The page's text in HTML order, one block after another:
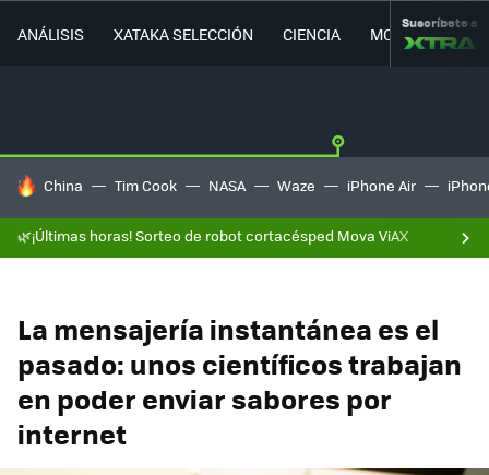
ANÁLISIS XATAKA SELECCIÓN CIENCIA MOVILIDAD
Suscríbete a
HOY SE HABLA DE
China Tim Cook NASA Waze iPhone Air
🌿¡Últimas horas! Sorteo de robot cortacésped Mova ViAX
La mensajería instantánea es el
pasado: unos científicos trabajan
en poder enviar sabores por
internet